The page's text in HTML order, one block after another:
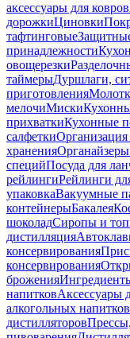
аксессуары для ковров
дорожкиЦиновки
тафтинговые
принадлежности
овощерезки
таймерыДуршлаги,
приготовления
мелочиМиски
прихваткиКухонные
салфетки
хранения
специйПосуда для
рейлингиРейлинги
упаковкаВакуумные
контейнерыБакалея
шоколадСиропы и
дистилляция
консервирования
консервирования
брожения
напитковАксессуары
алкогольных напитков
дистилляторов